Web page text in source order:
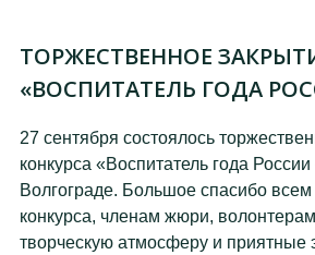
ТОРЖЕСТВЕННОЕ
«ВОСПИТАТЕЛЬ ГОДА
27 сентября состоялось
конкурса «Воспитатель года России
Волгограде. Большое спасибо всем
конкурса, членам жюри,
творческую атмосферу и приятные